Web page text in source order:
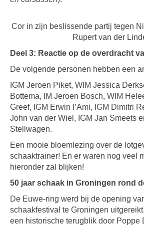
Cor in zijn beslissende partij tegen
Rupert van der
Deel 3: Reactie op de overdracht
De volgende personen hebben een
IGM Jeroen Piket, WIM Jessica
Bottema, IM Jeroen Bosch, WIM
Greef, IGM Erwin l’Ami, IGM Dimitri
John van der Wiel, IGM Jan Smeets
Stellwagen.
Een mooie bloemlezing over de
schaaktrainer! En er waren nog veel
hieronder zal blijken!
50 jaar schaak in Groningen rond
De Euwe-ring werd bij de opening
schaakfestival te Groningen
een historische terugblik door Poppe